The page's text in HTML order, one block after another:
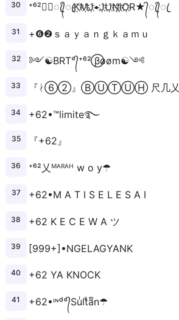
⁺⁶²★᭄ꦿ᭄ꦿK҉M҉J҉•J҉U҉N҉I҉O҉R★᭄ꦿ᭄ꦿ
+❻❷ｓａｙａｎｇｋａｍｕ
༻☯BRT°᭄⁺⁶² ⃝βøøm☯༺
『ᛅ➅➁』ⒷⓊⓉⓊⒽ 尺几乂
+62•™limite࿐
『+62』
⁺⁶²乂ᴹᴬᴿᴬᴴ w o y☂
+62•M A T I S E L E S A I
+62 K E C E W A ツ
[999+]•NGELAGYANK
+62 YA KNOCK
+62•ᶦᶰᵈ°᭄Suͥltͣaͫn☂